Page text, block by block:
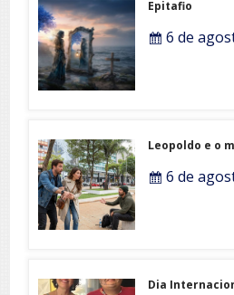
Epitafio
6 de
Leopoldo e o
6 de
Dia